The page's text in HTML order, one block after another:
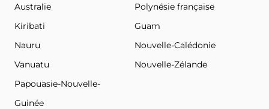
Australie
Polynésie française
Kiribati
Guam
Nauru
Nouvelle-Calédonie
Vanuatu
Nouvelle-Zélande
Papouasie-Nouvelle-
Guinée